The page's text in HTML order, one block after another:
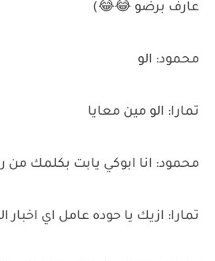
عارف برضو 😂😂)
محمود: الو
تمارا: الو مين معايا
محمود: انا ابوكي يابت بكلمك من
تمارا: ازيك يا حوده عامل اي اخبار